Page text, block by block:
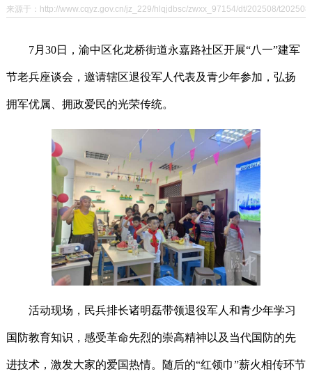
来源于：http://www.cqyz.gov.cn/jz_229/hlqjdbsc/zwxx_97154/dt/202508/
7月30日 ，渝中区化龙桥街道永嘉路社区开展“八一”建军
节老兵座谈会，邀请辖区退役军人代表及青少年参加，弘扬
拥军优属、拥政爱民的光荣传统。
活动现场，民兵排长诸明磊带领退役军人和青少年学习
国防教育知识，感受革命先烈的崇高精神以及当代国防的先
进技术，激发大家的爱国热情。随后的“红领巾”薪火相传环节